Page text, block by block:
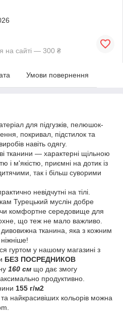
на сайті — 300 ₴
Умови повернення
для підгузків, пелюшок-
покривал, підстилок та
навіть одягу.
тканини — характерні щільною
і м'якістю, приємні на дотик із
так і більш суворими
невідчутні на тілі.
Турецький муслін добре
комфортне середовище для
що теж не мало важливо.
тканина, яка з кожним
гуртом у нашому магазині з
БЕЗ ПОСРЕДНИКОВ
160 см що дає змогу
продуктивно.
155 г/м2
найкрасивіших кольорів можна